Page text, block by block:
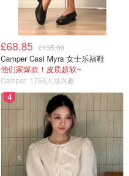
£68.85 £135.00
Camper Casi Myra 女士乐福鞋
他们家爆款！皮质超软~
Camper 1768人感兴趣
4